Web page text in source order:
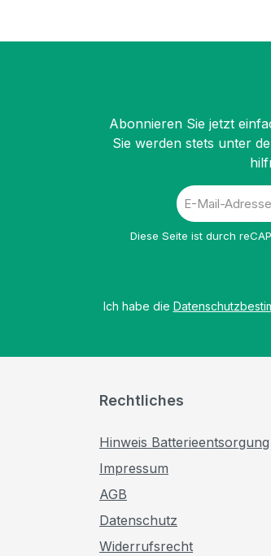
Abonnieren Sie jetzt
Sie werden stets unter
E-
Mail-
Diese Seite ist durch
Ich habe die
Rechtliches
Hinweis Batterieentsorgung
Impressum
AGB
Datenschutz
Widerrufsrecht